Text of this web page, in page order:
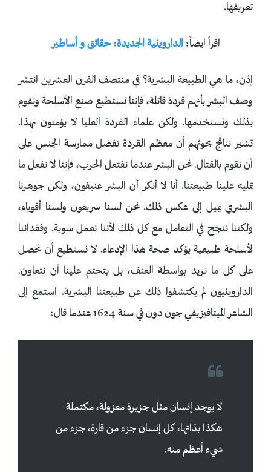
تعريفها.
اقرأ ايضاً:الداروينية الجديدة: حقائق و أساطير
إذن، ما هي الطبيعة البشرية؟ في منتصف القرن العشرين انتشر
وصف البشر بأنهم قردة قاتلة، فإننا نستطيع صنع الأسلحة ونقوم
بذلك ونستخدمها. ولكن علماء القردة العليا لا يؤمنون بهذا.
تشير نتائج بحوثهم أن معظم القردة تفضل ممارسة الجنس على
أن تقوم بالقتال. نحن البشر عندما نفتعل الحرب، فإننا لا نفعل ما
تمليه علينا طبيعتنا. أنا لا أنكر أن البشر عنيفون، ولكن جوهرنا
البشري يميل إلى عكس ذلك. نحن لسنا سريعون ولسنا أقوياء،
ولكننا ننجح في التعامل مع كل ذلك لأننا نعمل سوية. وفقداننا
لأسلحة طبيعية يؤكد صحة هذا الإدعاء. لا نستطيع أن نحصل
على كل ما نريد بواسطة العنف، بل يتحتم علينا أن نتعاون.
الداروينيون لم يكتشفوا ذلك عن طبيعتنا البشرية. استمع إلى
الشاعر الميتافيزيقي جون دون في سنة 1624 عندما قال:
لا يوجد إنسان مثل جزيرة معزولة، مكتملة
هكذا بذاتها، كل إنسان جزء من قارة، جزء من
شيء أعظم منه.